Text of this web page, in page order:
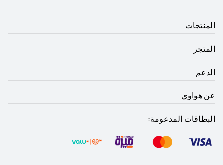
المنتجات
المتجر
الدعم
عن هواوي
البطاقات المدعومة: